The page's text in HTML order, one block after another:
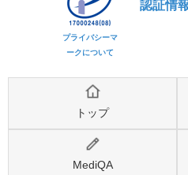
プライバシーマ
ークについて
トップ
MediQA